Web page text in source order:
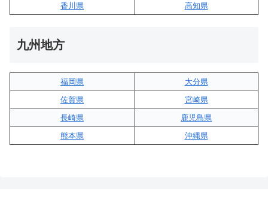
香川県
高知県
九州地方
福岡県
大分県
佐賀県
宮崎県
長崎県
鹿児島県
熊本県
沖縄県